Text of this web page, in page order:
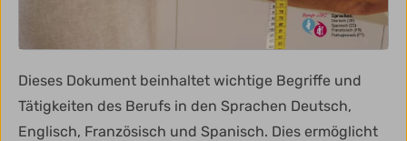
Dieses Dokument beinhaltet wichtige Begriffe und
Tätigkeiten des Berufs in den Sprachen Deutsch,
Englisch, Französisch und Spanisch. Dies ermöglicht